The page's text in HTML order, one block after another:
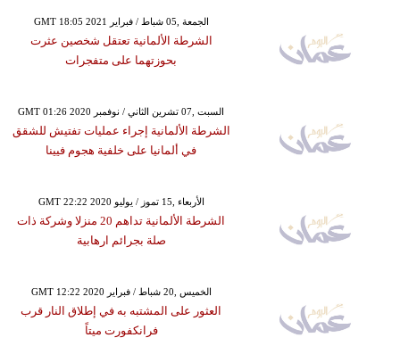
GMT 18:05 2021 الجمعة ,05 شباط / فبراير
الشرطة الألمانية تعتقل شخصين عثرت
بحوزتهما على متفجرات
GMT 01:26 2020 السبت ,07 تشرين الثاني / نوفمبر
الشرطة الألمانية إجراء عمليات تفتيش للشقق
في ألمانيا على خلفية هجوم فيينا
GMT 22:22 2020 الأربعاء ,15 تموز / يوليو
الشرطة الألمانية تداهم 20 منزلا وشركة ذات
صلة بجرائم ارهابية
GMT 12:22 2020 الخميس ,20 شباط / فبراير
العثور على المشتبه به في إطلاق النار قرب
فرانكفورت ميتاً